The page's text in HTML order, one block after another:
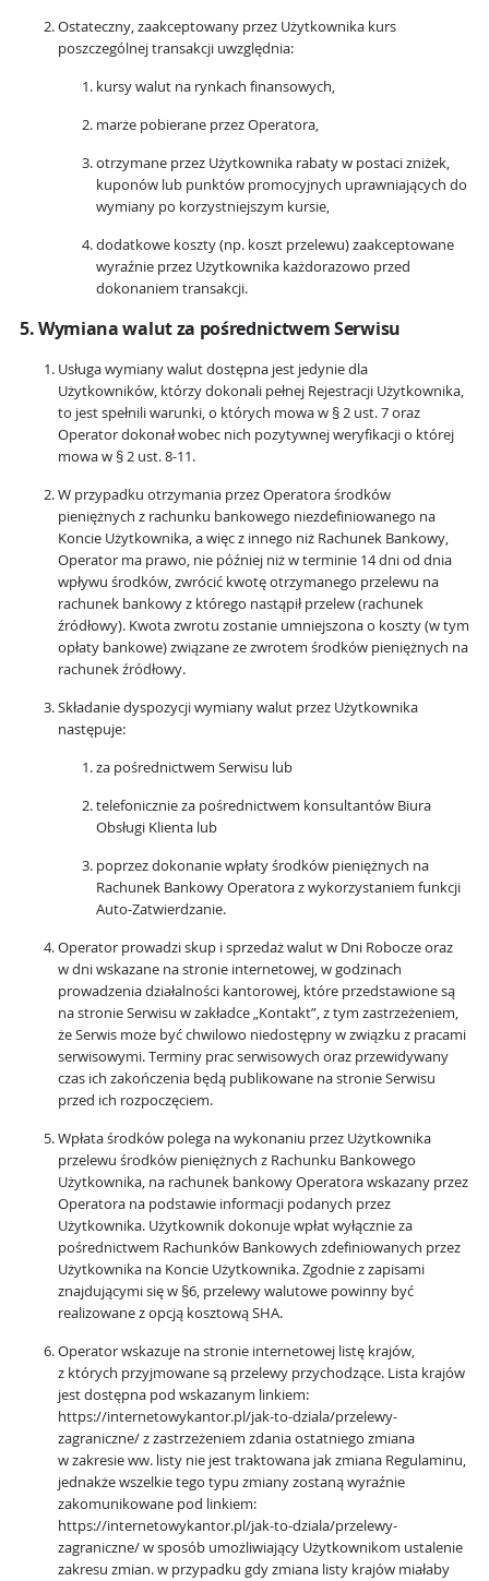
Ostateczny, zaakceptowany przez Użytkownika kurs
poszczególnej transakcji uwzględnia:
kursy walut na rynkach finansowych,
marże pobierane przez Operatora,
otrzymane przez Użytkownika rabaty w postaci zniżek,
kuponów lub punktów promocyjnych uprawniających do
wymiany po korzystniejszym kursie,
dodatkowe koszty (np. koszt przelewu) zaakceptowane
wyraźnie przez Użytkownika każdorazowo przed
dokonaniem transakcji.
5. Wymiana walut za pośrednictwem Serwisu
Usługa wymiany walut dostępna jest jedynie dla
Użytkowników, którzy dokonali pełnej Rejestracji Użytkownika,
to jest spełnili warunki, o których mowa w § 2 ust. 7 oraz
Operator dokonał wobec nich pozytywnej weryfikacji o której
mowa w § 2 ust. 8-11.
W przypadku otrzymania przez Operatora środków
pieniężnych z rachunku bankowego niezdefiniowanego na
Koncie Użytkownika, a więc z innego niż Rachunek Bankowy,
Operator ma prawo, nie później niż w terminie 14 dni od dnia
wpływu środków, zwrócić kwotę otrzymanego przelewu na
rachunek bankowy z którego nastąpił przelew (rachunek
źródłowy). Kwota zwrotu zostanie umniejszona o koszty (w tym
opłaty bankowe) związane ze zwrotem środków pieniężnych na
rachunek źródłowy.
Składanie dyspozycji wymiany walut przez Użytkownika
następuje:
za pośrednictwem Serwisu lub
telefonicznie za pośrednictwem konsultantów Biura
Obsługi Klienta lub
poprzez dokonanie wpłaty środków pieniężnych na
Rachunek Bankowy Operatora z wykorzystaniem funkcji
Auto-Zatwierdzanie.
Operator prowadzi skup i sprzedaż walut w Dni Robocze oraz
w dni wskazane na stronie internetowej, w godzinach
prowadzenia działalności kantorowej, które przedstawione są
na stronie Serwisu w zakładce „Kontakt”, z tym zastrzeżeniem,
że Serwis może być chwilowo niedostępny w związku z pracami
serwisowymi. Terminy prac serwisowych oraz przewidywany
czas ich zakończenia będą publikowane na stronie Serwisu
przed ich rozpoczęciem.
Wpłata środków polega na wykonaniu przez Użytkownika
przelewu środków pieniężnych z Rachunku Bankowego
Użytkownika, na rachunek bankowy Operatora wskazany przez
Operatora na podstawie informacji podanych przez
Użytkownika. Użytkownik dokonuje wpłat wyłącznie za
pośrednictwem Rachunków Bankowych zdefiniowanych przez
Użytkownika na Koncie Użytkownika. Zgodnie z zapisami
znajdującymi się w §6, przelewy walutowe powinny być
realizowane z opcją kosztową SHA.
Operator wskazuje na stronie internetowej listę krajów,
z których przyjmowane są przelewy przychodzące. Lista krajów
jest dostępna pod wskazanym linkiem:
https://internetowykantor.pl/jak-to-dziala/przelewy-
zagraniczne/ z zastrzeżeniem zdania ostatniego zmiana
w zakresie ww. listy nie jest traktowana jak zmiana Regulaminu,
jednakże wszelkie tego typu zmiany zostaną wyraźnie
zakomunikowane pod linkiem:
https://internetowykantor.pl/jak-to-dziala/przelewy-
zagraniczne/ w sposób umożliwiający Użytkownikom ustalenie
zakresu zmian. w przypadku gdy zmiana listy krajów miałaby